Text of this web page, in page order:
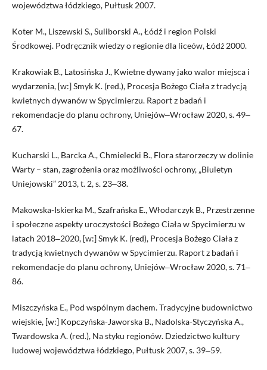
województwa łódzkiego, Pułtusk 2007.
Koter M., Liszewski S., Suliborski A., Łódź i region Polski
Środkowej. Podręcznik wiedzy o regionie dla liceów, Łódź 2000.
Krakowiak B., Latosińska J., Kwietne dywany jako walor miejsca i
wydarzenia, [w:] Smyk K. (red.), Procesja Bożego Ciała z tradycją
kwietnych dywanów w Spycimierzu. Raport z badań i
rekomendacje do planu ochrony, Uniejów‒Wrocław 2020, s. 49‒
67.
Kucharski L., Barcka A., Chmielecki B., Flora starorzeczy w dolinie
Warty – stan, zagrożenia oraz możliwości ochrony, „Biuletyn
Uniejowski” 2013, t. 2, s. 23‒38.
Makowska-Iskierka M., Szafrańska E., Włodarczyk B., Przestrzenne
i społeczne aspekty uroczystości Bożego Ciała w Spycimierzu w
latach 2018‒2020, [w:] Smyk K. (red), Procesja Bożego Ciała z
tradycją kwietnych dywanów w Spycimierzu. Raport z badań i
rekomendacje do planu ochrony, Uniejów‒Wrocław 2020, s. 71‒
86.
Miszczyńska E., Pod wspólnym dachem. Tradycyjne budownictwo
wiejskie, [w:] Kopczyńska-Jaworska B., Nadolska-Styczyńska A.,
Twardowska A. (red.), Na styku regionów. Dziedzictwo kultury
ludowej województwa łódzkiego, Pułtusk 2007, s. 39‒59.